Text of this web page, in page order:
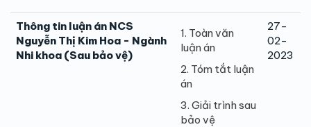
Thông tin luận án NCS
Nguyễn Thị Kim Hoa - Ngành
Nhi khoa (Sau bảo vệ)
1. Toàn văn
luận án
2. Tóm tắt luận
án
3. Giải trình sau
bảo vệ
27-
02-
2023